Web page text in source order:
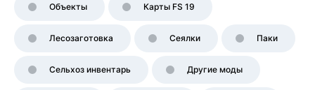
Объекты Карты FS 19
Лесозаготовка Сеялки Паки
Сельхоз инвентарь Другие моды